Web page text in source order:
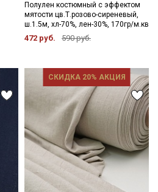
Полулен костюмный с эффектом
мятости цв.Т.розово-сиреневый,
ш.1.5м, хл-70%, лен-30%, 170гр/м.кв
472 руб. 590 руб.
СКИДКА 20% АКЦИЯ